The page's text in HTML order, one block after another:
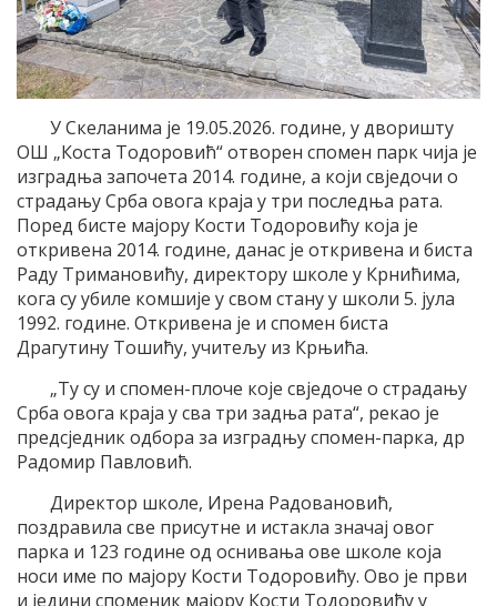
У Скеланима је 19.05.2026. године, у дворишту
ОШ „Коста Тодоровић“ отворен спомен парк чија је
изградња започета 2014. године, а који свједочи о
страдању Срба овога краја у три последња рата.
Поред бисте мајору Кости Тодоровићу која је
откривена 2014. године, данас је откривена и биста
Раду Тримановићу, директору школе у Крнићима,
кога су убиле комшије у свом стану у школи 5. јула
1992. године. Откривена је и спомен биста
Драгутину Тошићу, учитељу из Крњића.
„Ту су и спомен-плоче које свједоче о страдању
Срба овога краја у сва три задња рата“, рекао је
предсједник одбора за изградњу спомен-парка, др
Радомир Павловић.
Директор школе, Ирена Радовановић,
поздравила све присутне и истакла значај овог
парка и 123 године од оснивања ове школе која
носи име по мајору Кости Тодоровићу. Ово је први
и једини споменик мајору Кости Тодоровићу у